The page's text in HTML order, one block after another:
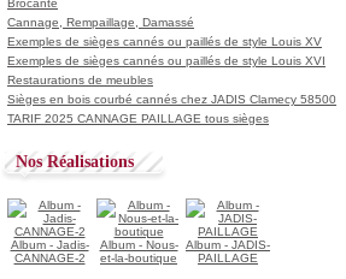
Brocante
Cannage, Rempaillage, Damassé
Exemples de sièges cannés ou paillés de style Louis XV
Exemples de sièges cannés ou paillés de style Louis XVI
Restaurations de meubles
Sièges en bois courbé cannés chez JADIS Clamecy 58500
TARIF 2025 CANNAGE PAILLAGE tous sièges
Nos Réalisations
Album - Jadis-
CANNAGE-2
Album - Nous-
et-la-boutique
Album - JADIS-
PAILLAGE